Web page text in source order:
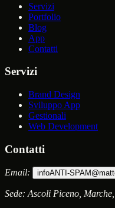
Servizi
Portfolio
Blog
App
Contatti
Servizi
Brand Design
Sviluppo App
Gestionali
Web Development
Contatti
Email: infoANTI-SPAM
Sede:Ascoli Piceno,